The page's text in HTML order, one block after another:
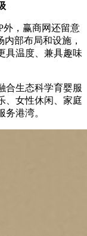
外，赢商网还留意
部布局和设施，
具温度、兼具趣味
合生态科学育婴服
、女性休闲、家庭
港湾。